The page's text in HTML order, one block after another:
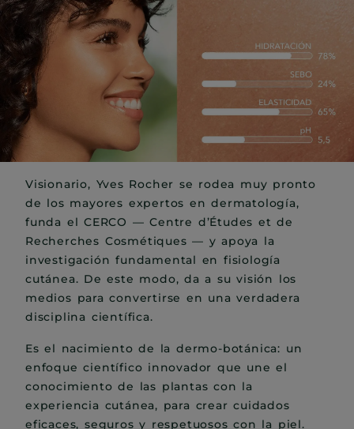
Visionario, Yves Rocher se rodea muy pronto
de los mayores expertos en dermatología,
funda el CERCO — Centre d’Études et de
Recherches Cosmétiques — y apoya la
investigación fundamental en fisiología
cutánea. De este modo, da a su visión los
medios para convertirse en una verdadera
disciplina científica.
Es el nacimiento de la dermo-botánica: un
enfoque científico innovador que une el
conocimiento de las plantas con la
experiencia cutánea, para crear cuidados
eficaces, seguros y respetuosos con la piel.